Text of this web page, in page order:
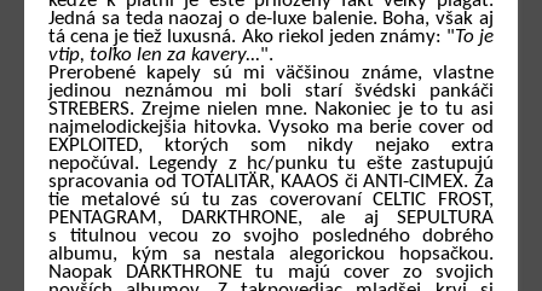
Jedná sa teda naozaj o de-luxe balenie. Boha, však aj
tá cena je tiež luxusná. Ako riekol jeden známy: "To je
vtip, toľko len za kavery...".
Prerobené kapely sú mi väčšinou známe, vlastne
jedinou neznámou mi boli starí švédski pankáči
STREBERS. Zrejme nielen mne. Nakoniec je to tu asi
najmelodickejšia hitovka. Vysoko ma berie cover od
EXPLOITED, ktorých som nikdy nejako extra
nepočúval. Legendy z hc/punku tu ešte zastupujú
spracovania od TOTALITÄR, KAAOS či ANTI-CIMEX. Za
tie metalové sú tu zas coverovaní CELTIC FROST,
PENTAGRAM, DARKTHRONE, ale aj SEPULTURA
s titulnou vecou zo svojho posledného dobrého
albumu, kým sa nestala alegorickou hopsačkou.
Naopak DARKTHRONE tu majú cover zo svojich